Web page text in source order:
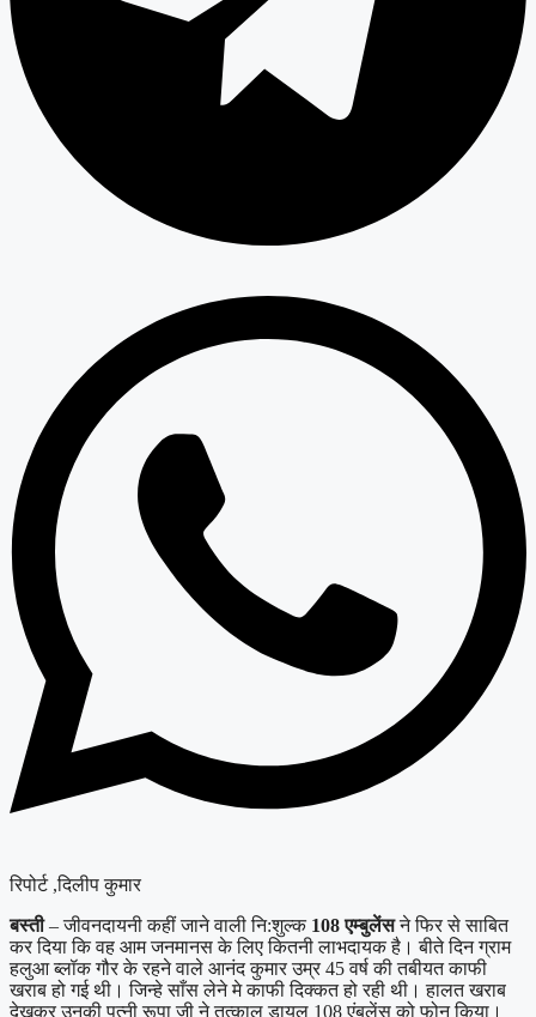
रिपोर्ट ,दिलीप कुमार
बस्ती– जीवनदायनी कहीं जाने वाली नि:शुल्क 108 एम्बुलेंसने फिर से साबित
कर दिया कि वह आम जनमानस के लिए कितनी लाभदायक है। बीते दिन ग्राम
हलुआ ब्लॉक गौर के रहने वाले आनंद कुमार उम्र 45 वर्ष की तबीयत काफी
खराब हो गई थी। जिन्हे साँस लेने मे काफी दिक्कत हो रही थी। हालत खराब
देखकर उनकी पत्नी रूपा जी ने तत्काल डायल 108 एंबुलेंस को फोन किया।